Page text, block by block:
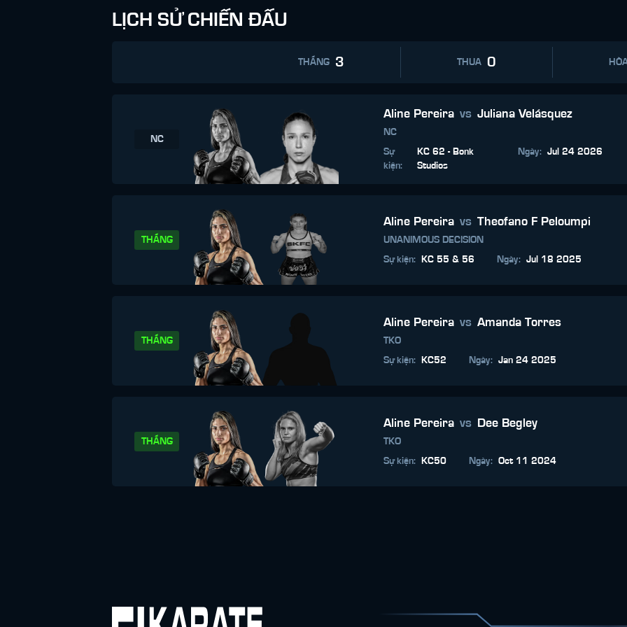
LỊCH SỬ CHIẾN ĐẤU
THẮNG 3 THUA 0
NC
Aline Pereira vs Juliana Velásquez
NC
Sự
kiện:
KC 62 - Bonk
Studios
Ngày: Jul 24 2026
THẮNG
Aline Pereira vs Theofano F Peloumpi
UNANIMOUS DECISION
Sự kiện: KC 55 & 56 Ngày: Jul 18 2025
THẮNG
Aline Pereira vs Amanda Torres
TKO
Sự kiện: KC52 Ngày: Jan 24 2025
THẮNG
Aline Pereira vs Dee Begley
TKO
Sự kiện: KC50 Ngày: Oct 11 2024